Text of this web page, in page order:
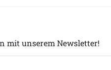
mit unserem Newsletter!